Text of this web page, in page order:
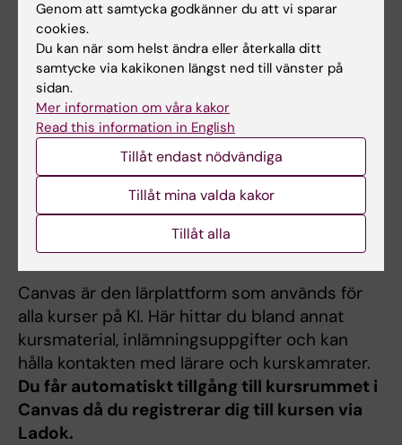
helena.sandstrom.2@ki.se
Studievägledare
Telefon:
+46852488059
E-post:
paivi.vejby@ki.se
Canvas är den lärplattform som används för
alla kurser på KI. Här hittar du bland annat
kursmaterial, inlämningsuppgifter och kan
hålla kontakten med lärare och kurskamrater.
Du får automatiskt tillgång till kursrummet i
Canvas då du registrerar dig till kursen via
Ladok.
Genom att samtycka godkänner du att vi sparar
cookies.
Du kan när som helst ändra eller återkalla ditt
samtycke via kakikonen längst ned till vänster på
sidan.
Mer information om våra kakor
Read this information in English
Tillåt endast nödvändiga
Tillåt mina valda kakor
Tillåt alla